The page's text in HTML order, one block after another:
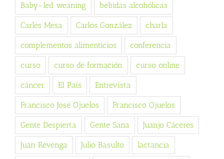
Baby-led weaning bebidas alcohólicas
Carles Mesa Carlos González charla
complementos alimenticios conferencia
curso curso de formación curso online
cáncer El País Entrevista
Francisco José Ojuelos Francisco Ojuelos
Gente Despierta Gente Sana Juanjo Cáceres
Juan Revenga Julio Basulto lactancia